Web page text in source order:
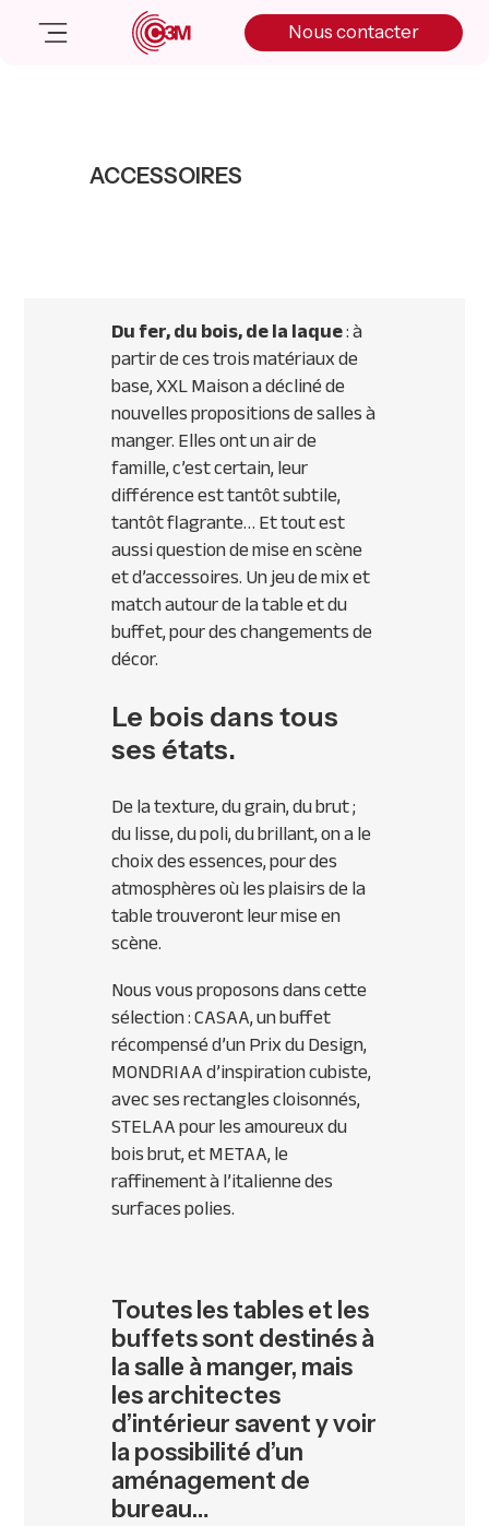
Nous contacter
Salle de presse
Nous contacter
ACCESSOIRES
Du fer, du bois, de la laque: à
partir de ces trois matériaux de
base, XXL Maison a décliné de
nouvelles propositions de salles à
manger. Elles ont un air de
famille, c’est certain, leur
différence est tantôt subtile,
tantôt flagrante… Et tout est
aussi question de mise en scène
et d’accessoires. Un jeu de mix et
match autour de la table et du
buffet, pour des changements de
décor.
Le bois dans tous
ses états.
De la texture, du grain, du brut ;
du lisse, du poli, du brillant, on a le
choix des essences, pour des
atmosphères où les plaisirs de la
table trouveront leur mise en
scène.
Nous vous proposons dans cette
sélection : CASAA, un buffet
récompensé d’un Prix du Design,
MONDRIAA d’inspiration cubiste,
avec ses rectangles cloisonnés,
STELAA pour les amoureux du
bois brut, et METAA, le
raffinement à l’italienne des
surfaces polies.
Toutes les tables et les
buffets sont destinés à
la salle à manger, mais
les architectes
d’intérieur savent y voir
la possibilité d’un
aménagement de
bureau…